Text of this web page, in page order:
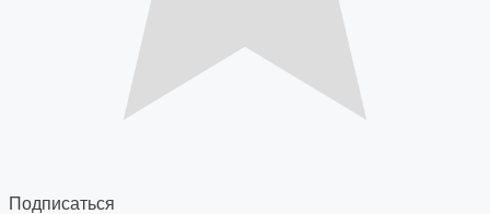
Подписаться